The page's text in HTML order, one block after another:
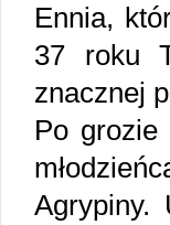
Ennia,
37 roku
znacznej
Po grozie
Agrypiny.